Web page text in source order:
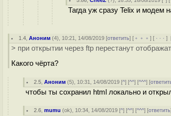
Тагда уж сразу Telix и модем
1.4 ,Аноним (4), 10:21, 14/08/2019 [ответить] [ ﹢﹢﹢] [ · · ·]
> при открытии через ftp перестанут
Какого чёрта?
2.5 ,Аноним (5), 10:31, 14/08/2019 [^] [^^] [^^^] [
чтобы ты сохранил html локально и
2.6 ,mumu (ok), 10:34, 14/08/2019 [^] [^^] [^^^] [ответить